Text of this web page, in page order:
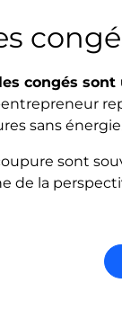
les congés
entrepreneur
sans
sont
de la